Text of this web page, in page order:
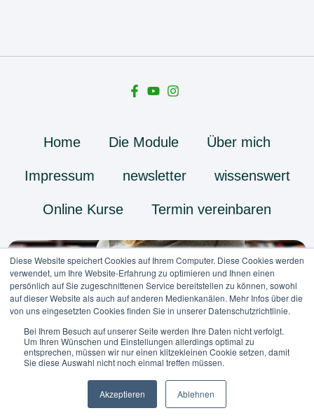
Diese Website speichert Cookies auf Ihrem Computer. Diese Cookies werden
verwendet, um Ihre Website-Erfahrung zu optimieren und Ihnen einen
persönlich auf Sie zugeschnittenen Service bereitstellen zu können, sowohl
auf dieser Website als auch auf anderen Medienkanälen. Mehr Infos über die
von uns eingesetzten Cookies finden Sie in unserer Datenschutzrichtlinie.
Bei Ihrem Besuch auf unserer Seite werden Ihre Daten nicht verfolgt.
Um Ihren Wünschen und Einstellungen allerdings optimal zu
entsprechen, müssen wir nur einen klitzekleinen Cookie setzen, damit
Sie diese Auswahl nicht noch einmal treffen müssen.
Akzeptieren Ablehnen
Home Die Module Über mich
Impressum newsletter wissenswert
Online Kurse Termin vereinbaren
Copyright © 2023 foodcoach